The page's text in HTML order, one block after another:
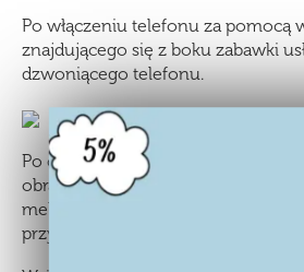
Po włączeniu telefonu za pomocą
znajdującego się z boku zabawki
dzwoniącego telefonu.
Po ciśnięciu dotykowych
obrazkami usłyszymy nazwy cyfr,
melodyjki oraz dźwięki obiektów,
przyciskach.